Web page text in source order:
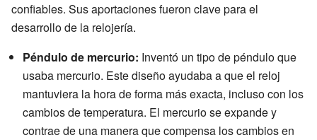
confiables. Sus aportaciones fueron clave para el
desarrollo de la relojería.
Péndulo de mercurio: Inventó un tipo de péndulo que
usaba mercurio. Este diseño ayudaba a que el reloj
mantuviera la hora de forma más exacta, incluso con los
cambios de temperatura. El mercurio se expande y
contrae de una manera que compensa los cambios en